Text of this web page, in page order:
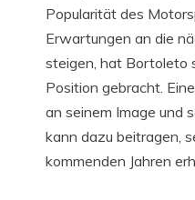
Popularität des
Erwartungen an die
steigen, hat Bortoleto
Position gebracht.
an seinem Image und
kann dazu beitragen,
kommenden Jahren